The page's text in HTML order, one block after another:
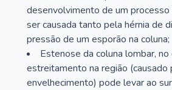
desenvolvimento de um
ser causada tanto pela hérnia de
pressão de um esporão na coluna;
Estenose da coluna lombar, no
estreitamento na região (causado
envelhecimento) pode levar ao